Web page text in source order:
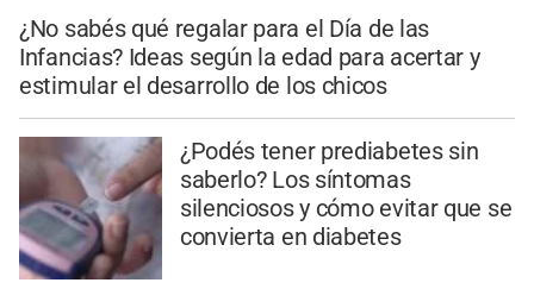
¿No sabés qué regalar para el Día de las
Infancias? Ideas según la edad para acertar y
estimular el desarrollo de los chicos
¿Podés tener prediabetes sin
saberlo? Los síntomas
silenciosos y cómo evitar que se
convierta en diabetes